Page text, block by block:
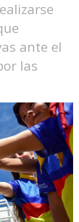
ante el
las